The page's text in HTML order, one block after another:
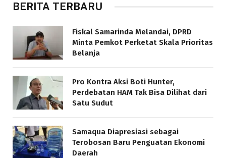
BERITA TERBARU
Fiskal Samarinda Melandai, DPRD
Minta Pemkot Perketat Skala Prioritas
Belanja
Pro Kontra Aksi Boti Hunter,
Perdebatan HAM Tak Bisa Dilihat dari
Satu Sudut
Samaqua Diapresiasi sebagai
Terobosan Baru Penguatan Ekonomi
Daerah